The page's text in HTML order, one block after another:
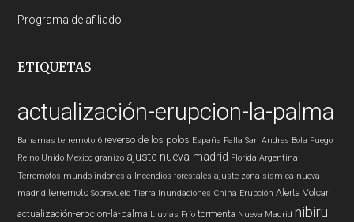
Programa de afiliado
ETIQUETAS
actualización-erupcion-la-palma
Bahamas terremoto 6 reverso de los polos España Falla San Andres Bola Fuego
Reino Unido Mexico granizo ajuste nueva madrid Florida Argentina
Terremotos mundo indonesia Incendios forestales ajuste zona sísmica nueva
madrid terremoto Sobrevuelo Tierra Inundaciones China Erupción Alerta Volcan
actualización-erpcion-la-palma Lluvias Frío tormenta Nueva Madrid nibiru